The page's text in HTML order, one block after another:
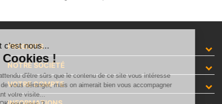
PRODUITS
NOTRE SOCIÉTÉ
VOTRE COMPTE
Salut c'est nous...
les Cookies !
On a attendu d'être sûrs que le contenu de ce site vous intéresse
avant de vous déranger, mais on aimerait bien vous accompagner
pendant votre visite...